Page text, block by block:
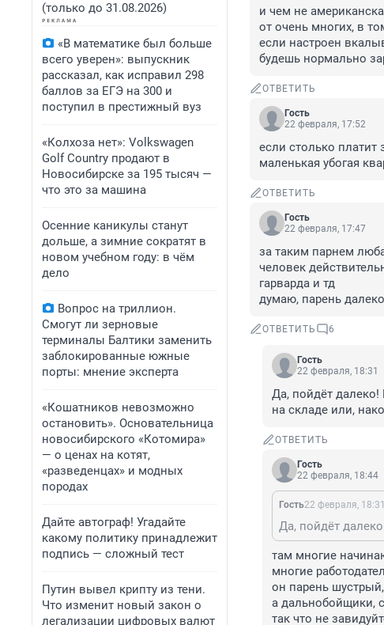
(только до 31.08.2026)
«В математике был больше
всего уверен»: выпускник
рассказал, как исправил 298
баллов за ЕГЭ на 300 и
поступил в престижный вуз
«Колхоза нет»: Volkswagen
Golf Сountry продают в
Новосибирске за 195 тысяч —
что это за машина
Осенние каникулы станут
дольше, а зимние сократят в
новом учебном году: в чём
дело
Вопрос на триллион.
Смогут ли зерновые
терминалы Балтики заменить
заблокированные южные
порты: мнение эксперта
«Кошатников невозможно
остановить». Основательница
новосибирского «Котомира»
— о ценах на котят,
«разведенцах» и модных
породах
Дайте автограф! Угадайте
какому политику принадлежит
подпись — сложный тест
Путин вывел крипту из тени.
Что изменит новый закон о
легализации цифровых валют
и чем не
от очень многих, в
если настроен
будешь нормально
ОТВЕТИТЬ
Гость
22 февраля, 17:52
если столько
маленькая убогая
ОТВЕТИТЬ
Гость
22 февраля, 17:47
за таким парнем
человек
гарварда и тд
думаю, парень
ОТВЕТИТЬ 6
Гость
22 февраля, 18:31
Да, пойдёт далеко!
на складе или,
ОТВЕТИТЬ
Гость
22 февраля, 18:44
Гость22 февраля, 18:31
там многие
многие
он парень
а дальнобойщики,
так что не